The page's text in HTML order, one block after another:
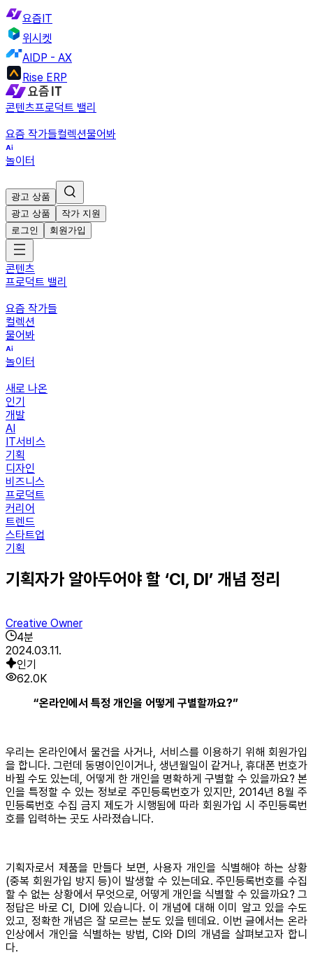
요즘IT
위시켓
AIDP - AX
Rise ERP
콘텐츠프로덕트 밸리
요즘 작가들컬렉션물어봐
놀이터
광고 상품
광고 상품
작가 지원
로그인
회원가입
콘텐츠
프로덕트 밸리
요즘 작가들
컬렉션
물어봐
놀이터
새로 나온
인기
개발
AI
IT서비스
기획
디자인
비즈니스
프로덕트
커리어
트렌드
스타트업
기획
기획자가 알아두어야 할 ‘CI, DI’ 개념 정리
Creative Owner
4분
2024.03.11.
인기
62.0K
“온라인에서 특정 개인을 어떻게 구별할까요?”
우리는 온라인에서 물건을 사거나, 서비스를 이용하기 위해 회원가입
을 합니다. 그런데 동명이인이거나, 생년월일이 같거나, 휴대폰 번호가
바뀔 수도 있는데, 어떻게 한 개인을 명확하게 구별할 수 있을까요? 본
인을 특정할 수 있는 정보로 주민등록번호가 있지만, 2014년 8월 주
민등록번호 수집 금지 제도가 시행됨에 따라 회원가입 시 주민등록번
호를 입력하는 곳도 사라졌습니다.
기획자로서 제품을 만들다 보면, 사용자 개인을 식별해야 하는 상황
(중복 회원가입 방지 등)이 발생할 수 있는데요. 주민등록번호를 수집
할 수 없는 상황에서 무엇으로, 어떻게 개인을 식별할 수 있을까요? 그
정답은 바로 CI, DI에 있습니다. 이 개념에 대해 이미 알고 있을 수도
있고, 정확한 개념은 잘 모르는 분도 있을 텐데요. 이번 글에서는 온라
인상에서 개인을 식별하는 방법, CI와 DI의 개념을 살펴보고자 합니
다.